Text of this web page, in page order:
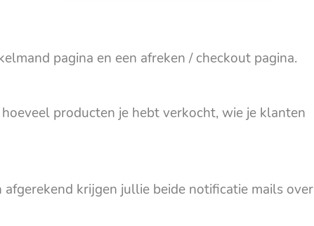
pagina en een afreken / checkout pagina.
producten je hebt verkocht, wie je klanten
krijgen jullie beide notificatie mails over